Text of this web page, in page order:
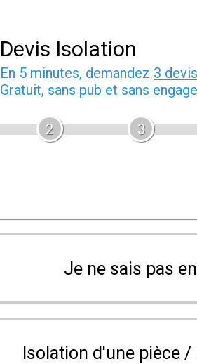
Devis Isolation
En 5 minutes, demandez 3
Gratuit, sans pub et sans
2 3
Je ne sais pas
Isolation d'une pièce